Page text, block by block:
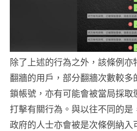
除了上述的行為之外，該條例亦
翻牆的用戶，部分翻牆次數較多
鎖帳號，亦有可能會被當局採取
打擊有關行為。與以往不同的是
政府的人士亦會被是次條例納入